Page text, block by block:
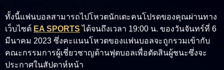
ทั้งนี้แฟนบอลสามารถไปโหวตนักเตะคนโปรดของคุณผ่านทาง
เว็บไซต์ EA SPORTS ได้จนถึงเวลา 19:00 น. ของวันจันทร์ที่ 6
มีนาคม 2023 ซึ่งคะแนนโหวตของแฟนบอลจะถูกรวมเข้ากับ
คณะกรรมการผู้เชี่ยวชาญด้านฟุตบอลเพื่อตัดสินผู้ชนะซึ่งจะ
ประกาศในสัปดาห์หน้า